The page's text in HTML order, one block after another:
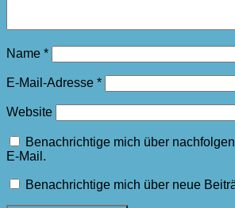
Name *
E-Mail-Adresse *
Website
Benachrichtige mich über
E-Mail.
Benachrichtige mich über neue